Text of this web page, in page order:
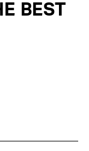
BEST